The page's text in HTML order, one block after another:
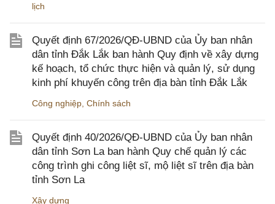
lịch
Quyết định 67/2026/QĐ-UBND của Ủy ban nhân
dân tỉnh Đắk Lắk ban hành Quy định về xây dựng
kế hoạch, tổ chức thực hiện và quản lý, sử dụng
kinh phí khuyến công trên địa bàn tỉnh Đắk Lắk
Công nghiệp Chính sách
Quyết định 40/2026/QĐ-UBND của Ủy ban nhân
dân tỉnh Sơn La ban hành Quy chế quản lý các
công trình ghi công liệt sĩ, mộ liệt sĩ trên địa bàn
tỉnh Sơn La
Xây dựng